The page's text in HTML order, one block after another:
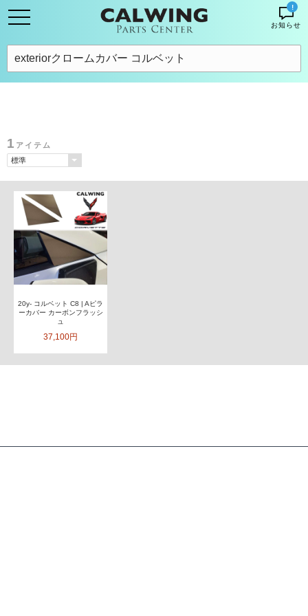
!
お知らせ
1 アイテム
20y- コルベット C8 | Aピラ
ーカバー カーボンフラッシ
ュ
37,100円